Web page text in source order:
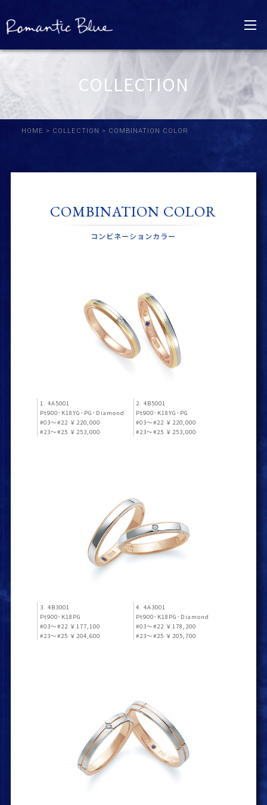
COLLECTION
HOME > COLLECTION > COMBINATION COLOR
COMBINATION COLOR
コンビネーションカラー
1. 4A5001
Pt900･K18YG･PG･Diamond
#03～#22 ￥220,000
#23～#25 ￥253,000
2. 4B5001
Pt900･K18YG･PG
#03～#22 ￥220,000
#23～#25 ￥253,000
3. 4B3001
Pt900･K18PG
#03～#22 ￥177,100
#23～#25 ￥204,600
4. 4A3001
Pt900･K18PG･Diamond
#03～#22 ￥178,200
#23～#25 ￥205,700